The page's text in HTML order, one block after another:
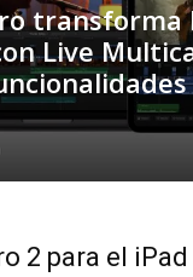
transforma
Live
2 para el